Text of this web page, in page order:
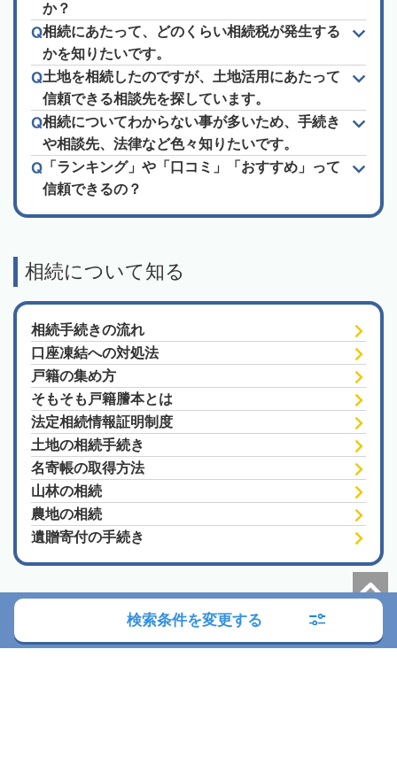
か？
相続にあたって、どのくらい相続税が発生する
かを知りたいです。
土地を相続したのですが、土地活用にあたって
信頼できる相談先を探しています。
相続についてわからない事が多いため、手続き
や相談先、法律など色々知りたいです。
「ランキング」や「口コミ」「おすすめ」って
信頼できるの？
相続について知る
相続手続きの流れ
口座凍結への対処法
戸籍の集め方
そもそも戸籍謄本とは
法定相続情報証明制度
土地の相続手続き
名寄帳の取得方法
山林の相続
農地の相続
遺贈寄付の手続き
検索条件を変更する
朝日新聞社の関連サイト